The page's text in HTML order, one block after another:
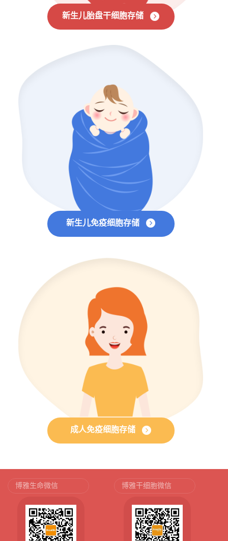
新生儿胎盘干细胞存储
新生儿免疫细胞存储
成人免疫细胞存储
博雅生命微信 博雅干细胞微信